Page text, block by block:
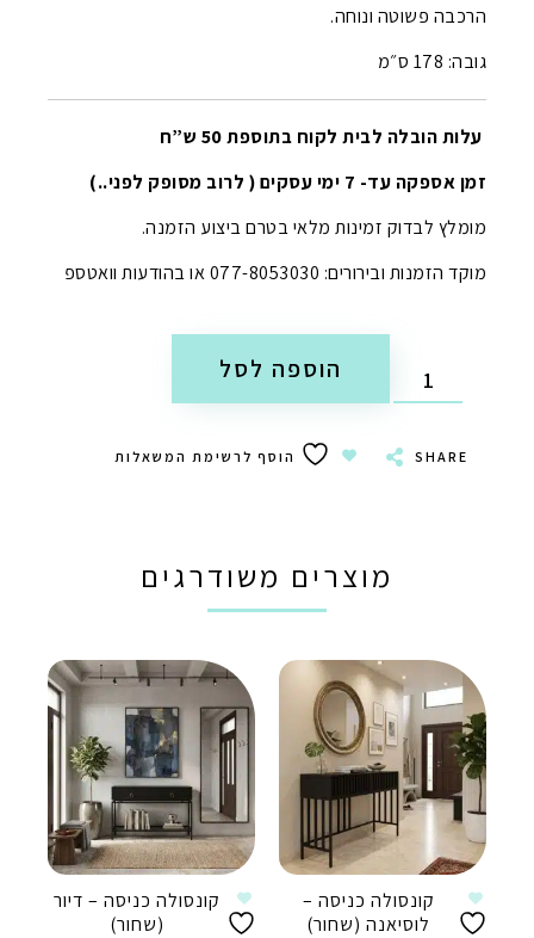
הרכבה פשוטה ונוחה.
גובה: 178 ס״מ
עלות הובלה לבית לקוח בתוספת 50 ש”ח
זמן אספקה עד- 7 ימי עסקים ( לרוב מסופק לפני..)
מומלץ לבדוק זמינות מלאי בטרם ביצוע הזמנה.
מוקד הזמנות ובירורים: 077-8053030 או בהודעות וואטספ
הוספה לסל
SHARE הוסף לרשימת המשאלות
מוצרים משודרגים
קונסולה כניסה –
לוסיאנה (שחור)
קונסולה כניסה – דיור
(שחור)